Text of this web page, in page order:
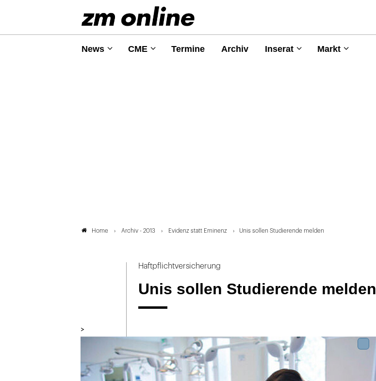
News CME Termine Archiv Inserat Markt
Home Archiv - 2013 Evidenz statt Eminenz Unis sollen Studierende melden
Haftpflichtversicherung
Unis sollen Studierende melden
>